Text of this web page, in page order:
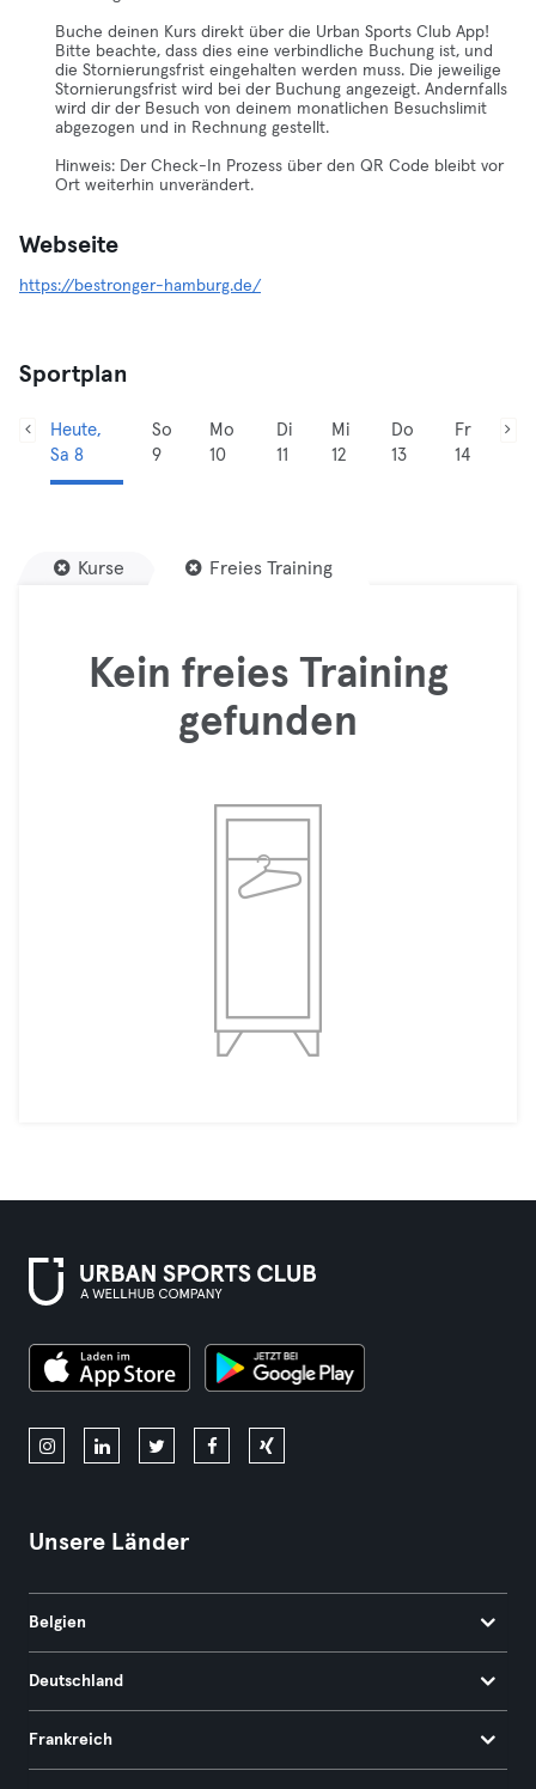
Buche deinen Kurs direkt über die Urban Sports Club App!
Bitte beachte, dass dies eine verbindliche Buchung ist, und
die Stornierungsfrist eingehalten werden muss. Die jeweilige
Stornierungsfrist wird bei der Buchung angezeigt. Andernfalls
wird dir der Besuch von deinem monatlichen Besuchslimit
abgezogen und in Rechnung gestellt.
Hinweis: Der Check-In Prozess über den QR Code bleibt vor
Ort weiterhin unverändert.
Webseite
https://bestronger-hamburg.de/
Sportplan
Heute,
Sa 8
So
9
Mo
10
Di
11
Mi
12
Do
13
Fr
14
Kurse Freies Training
Kein freies Training
gefunden
Unsere Länder
Belgien
Deutschland
Frankreich